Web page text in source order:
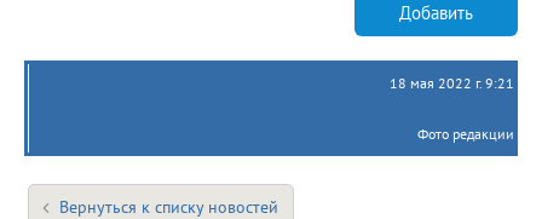
Добавить
18 мая 2022 г. 9:21
Фото редакции
Вернуться к списку новостей